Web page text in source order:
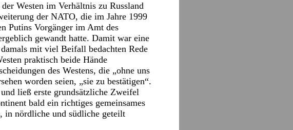
Westen im Verhältnis zu Russland
der NATO, die im Jahre 1999
Putins Vorgänger im Amt des
gewandt hatte. Damit war eine
mit viel Beifall bedachten Rede
praktisch beide Hände
des Westens, die „ohne uns
worden seien, „sie zu bestätigen“.
ließ erste grundsätzliche Zweifel
bald ein richtiges gemeinsames
in nördliche und südliche geteilt